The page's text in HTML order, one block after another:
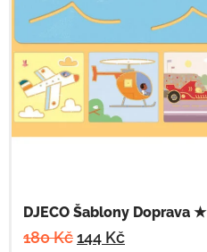
DJECO Šablony Doprava ★
180Kč144 Kč